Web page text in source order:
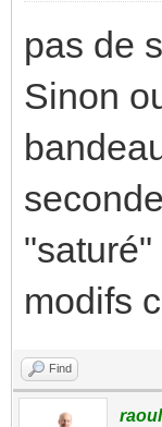
pas de
Sinon
modifs
Find